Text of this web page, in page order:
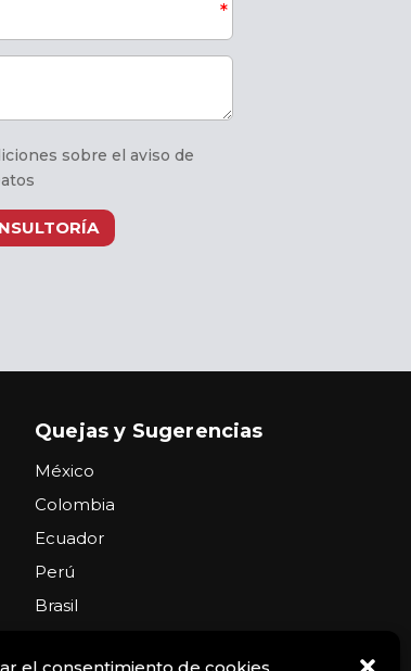
sobre el aviso de
Quejas y Sugerencias
México
Colombia
Ecuador
Perú
Brasil